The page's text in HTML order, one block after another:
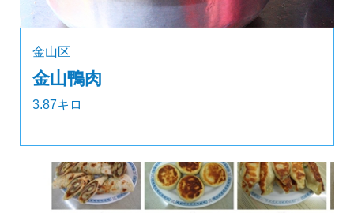
金山区
金山鴨肉
3.87キロ